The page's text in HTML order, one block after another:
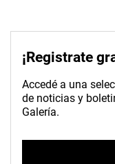
¡Registrate
Accedé a una
de noticias y
Galería.